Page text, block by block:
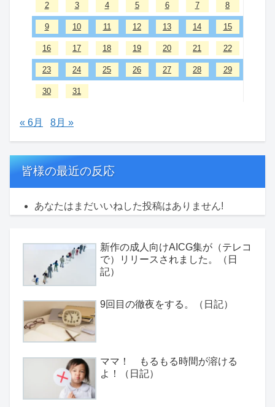
2 3 4 5 6 7 8
9 10 11 12 13 14 15
16 17 18 19 20 21 22
23 24 25 26 27 28 29
30 31
« 6月 8月 »
皆様の最近の反応
あなたはまだいいねした投稿はありません!
新作の成人向けAICG集が（テレコ
で）リリースされました。（日
記）
9回目の徹夜をする。（日記）
ママ！ もるもる時間が溶ける
よ！（日記）